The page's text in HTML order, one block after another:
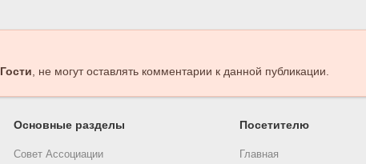
Гости, не могут оставлять комментарии к данной публикации.
Основные разделы
Совет Ассоциации
Посетителю
Главная